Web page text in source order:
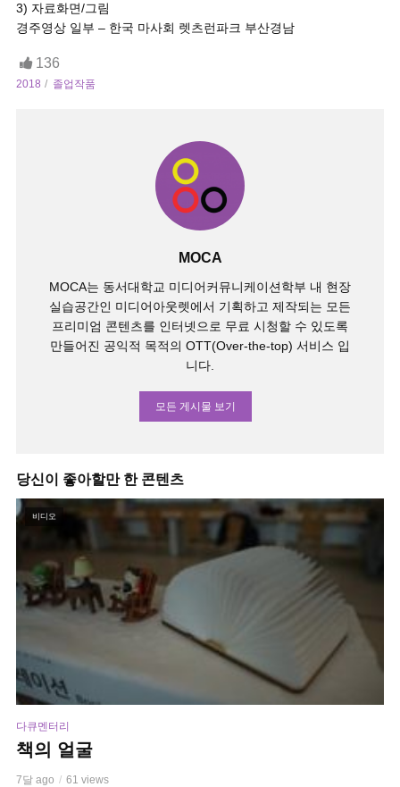
3) 자료화면/그림
경주영상 일부 – 한국 마사회 렛츠런파크 부산경남
136
2018 졸업작품
MOCA
MOCA는 동서대학교 미디어커뮤니케이션학부 내 현장
실습공간인 미디어아웃렛에서 기획하고 제작되는 모든
프리미엄 콘텐츠를 인터넷으로 무료 시청할 수 있도록
만들어진 공익적 목적의 OTT(Over-the-top) 서비스 입
니다.
모든 게시물 보기
당신이 좋아할만 한 콘텐츠
비디오
다큐멘터리
책의 얼굴
7달 ago 61 views